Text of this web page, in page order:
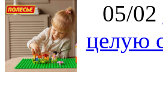
05/02
целую